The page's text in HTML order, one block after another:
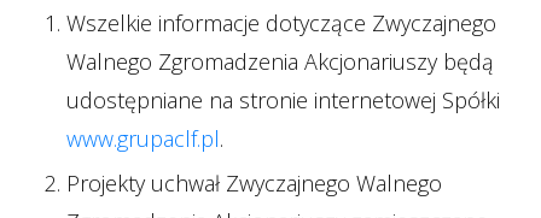
Wszelkie informacje dotyczące Zwyczajnego
Walnego Zgromadzenia Akcjonariuszy będą
udostępniane na stronie internetowej Spółki
www.grupaclf.pl.
Projekty uchwał Zwyczajnego Walnego